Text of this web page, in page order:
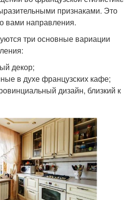
признаками. Это
вами направления.
три основные вариации
декор;
в духе французских кафе;
дизайн, близкий к